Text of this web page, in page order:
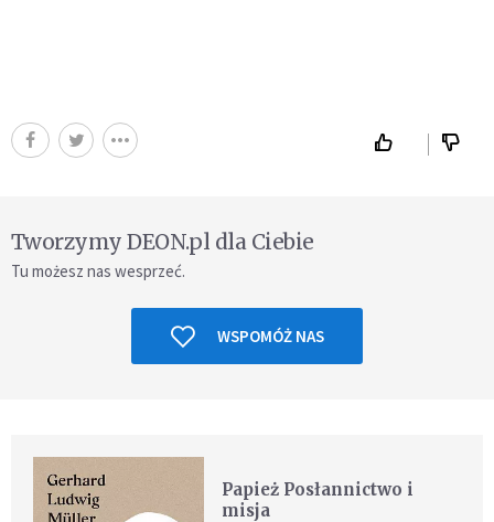
Tworzymy DEON.pl dla Ciebie
Tu możesz nas wesprzeć.
WSPOMÓŻ NAS
Papież Posłannictwo i
misja